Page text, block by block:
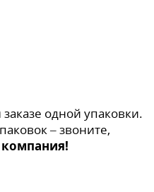
одной упаковки.
– звоните,